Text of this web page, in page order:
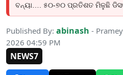
ବନ୍ୟା…. ୫୦-୭୦ ପ୍ରତିଶତ ମିଳୁଛି
Published By: abinash -
2026 04:59 PM
NEWS7